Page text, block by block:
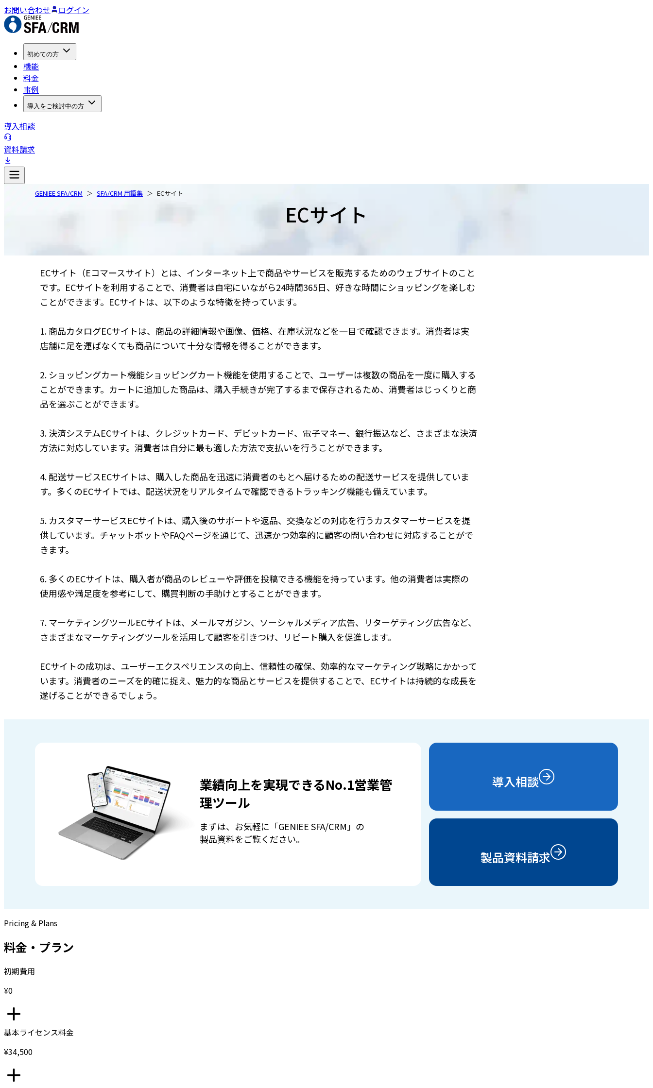
お問い合わせ ログイン
初めての方
機能
料金
事例
導入をご検討中の方
導入相談
資料請求
GENIEE SFA/CRM SFA/CRM 用語集 ECサイト
ECサイト
ECサイト（Eコマースサイト）とは、インターネット上で商品やサービスを販売するためのウェブサイトのこと
です。ECサイトを利用することで、消費者は自宅にいながら24時間365日、好きな時間にショッピングを楽しむ
ことができます。ECサイトは、以下のような特徴を持っています。
1. 商品カタログECサイトは、商品の詳細情報や画像、価格、在庫状況などを一目で確認できます。消費者は実
店舗に足を運ばなくても商品について十分な情報を得ることができます。
2. ショッピングカート機能ショッピングカート機能を使用することで、ユーザーは複数の商品を一度に購入する
ことができます。カートに追加した商品は、購入手続きが完了するまで保存されるため、消費者はじっくりと商
品を選ぶことができます。
3. 決済システムECサイトは、クレジットカード、デビットカード、電子マネー、銀行振込など、さまざまな決済
方法に対応しています。消費者は自分に最も適した方法で支払いを行うことができます。
4. 配送サービスECサイトは、購入した商品を迅速に消費者のもとへ届けるための配送サービスを提供していま
す。多くのECサイトでは、配送状況をリアルタイムで確認できるトラッキング機能も備えています。
5. カスタマーサービスECサイトは、購入後のサポートや返品、交換などの対応を行うカスタマーサービスを提
供しています。チャットボットやFAQページを通じて、迅速かつ効率的に顧客の問い合わせに対応することがで
きます。
6. 多くのECサイトは、購入者が商品のレビューや評価を投稿できる機能を持っています。他の消費者は実際の
使用感や満足度を参考にして、購買判断の手助けとすることができます。
7. マーケティングツールECサイトは、メールマガジン、ソーシャルメディア広告、リターゲティング広告など、
さまざまなマーケティングツールを活用して顧客を引きつけ、リピート購入を促進します。
ECサイトの成功は、ユーザーエクスペリエンスの向上、信頼性の確保、効率的なマーケティング戦略にかかって
います。消費者のニーズを的確に捉え、魅力的な商品とサービスを提供することで、ECサイトは持続的な成長を
遂げることができるでしょう。
業績向上を実現できるNo.1営業管
理ツール
まずは、お気軽に「GENIEE SFA/CRM」の
製品資料をご覧ください。
導入相談
製品資料請求
Pricing & Plans
料金・プラン
初期費用
¥0
基本ライセンス料金
¥34,500